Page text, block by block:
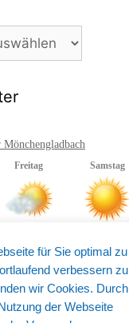
Mönchengladbach
für Sie optimal zu
verbessern zu
wir Cookies. Durch
der Webseite